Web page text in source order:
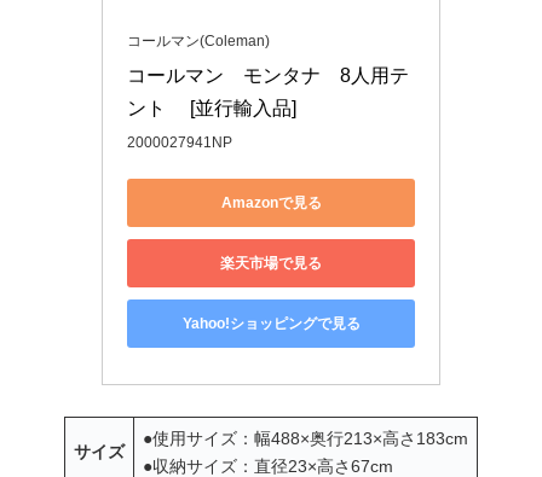
コールマン(Coleman)
コールマン　モンタナ　8人用テ
ント　 [並行輸入品]
2000027941NP
Amazonで見る
楽天市場で見る
Yahoo!ショッピングで見る
サイズ
●使用サイズ：幅488×奥行213×高さ183cm
●収納サイズ：直径23×高さ67cm